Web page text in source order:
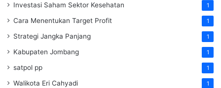
Investasi Saham Sektor Kesehatan 1
Cara Menentukan Target Profit 1
Strategi Jangka Panjang 1
Kabupaten Jombang 1
satpol pp 1
Walikota Eri Cahyadi 1